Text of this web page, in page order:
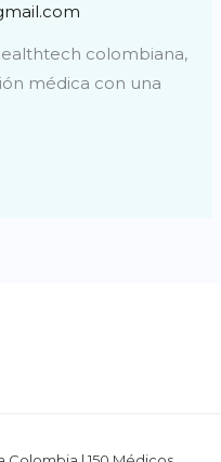
colombiana,
médica con una